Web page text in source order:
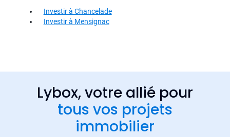
Investir à Chancelade
Investir à Mensignac
Lybox, votre allié pour
tous vos projets
immobilier